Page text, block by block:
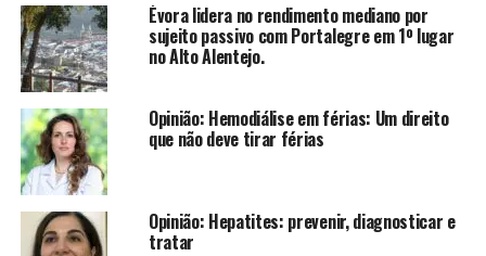
Évora lidera no rendimento mediano por
sujeito passivo com Portalegre em 1º lugar
no Alto Alentejo.
Opinião: Hemodiálise em férias: Um direito
que não deve tirar férias
Opinião: Hepatites: prevenir, diagnosticar e
tratar